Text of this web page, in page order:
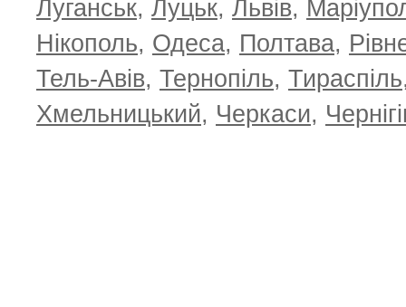
Луганськ, Луцьк, Львів,
Нікополь, Одеса, Полтава,
Тель-Авів, Тернопіль, Тираспіль
Хмельницький, Черкаси,